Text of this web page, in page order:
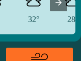
32° 28°